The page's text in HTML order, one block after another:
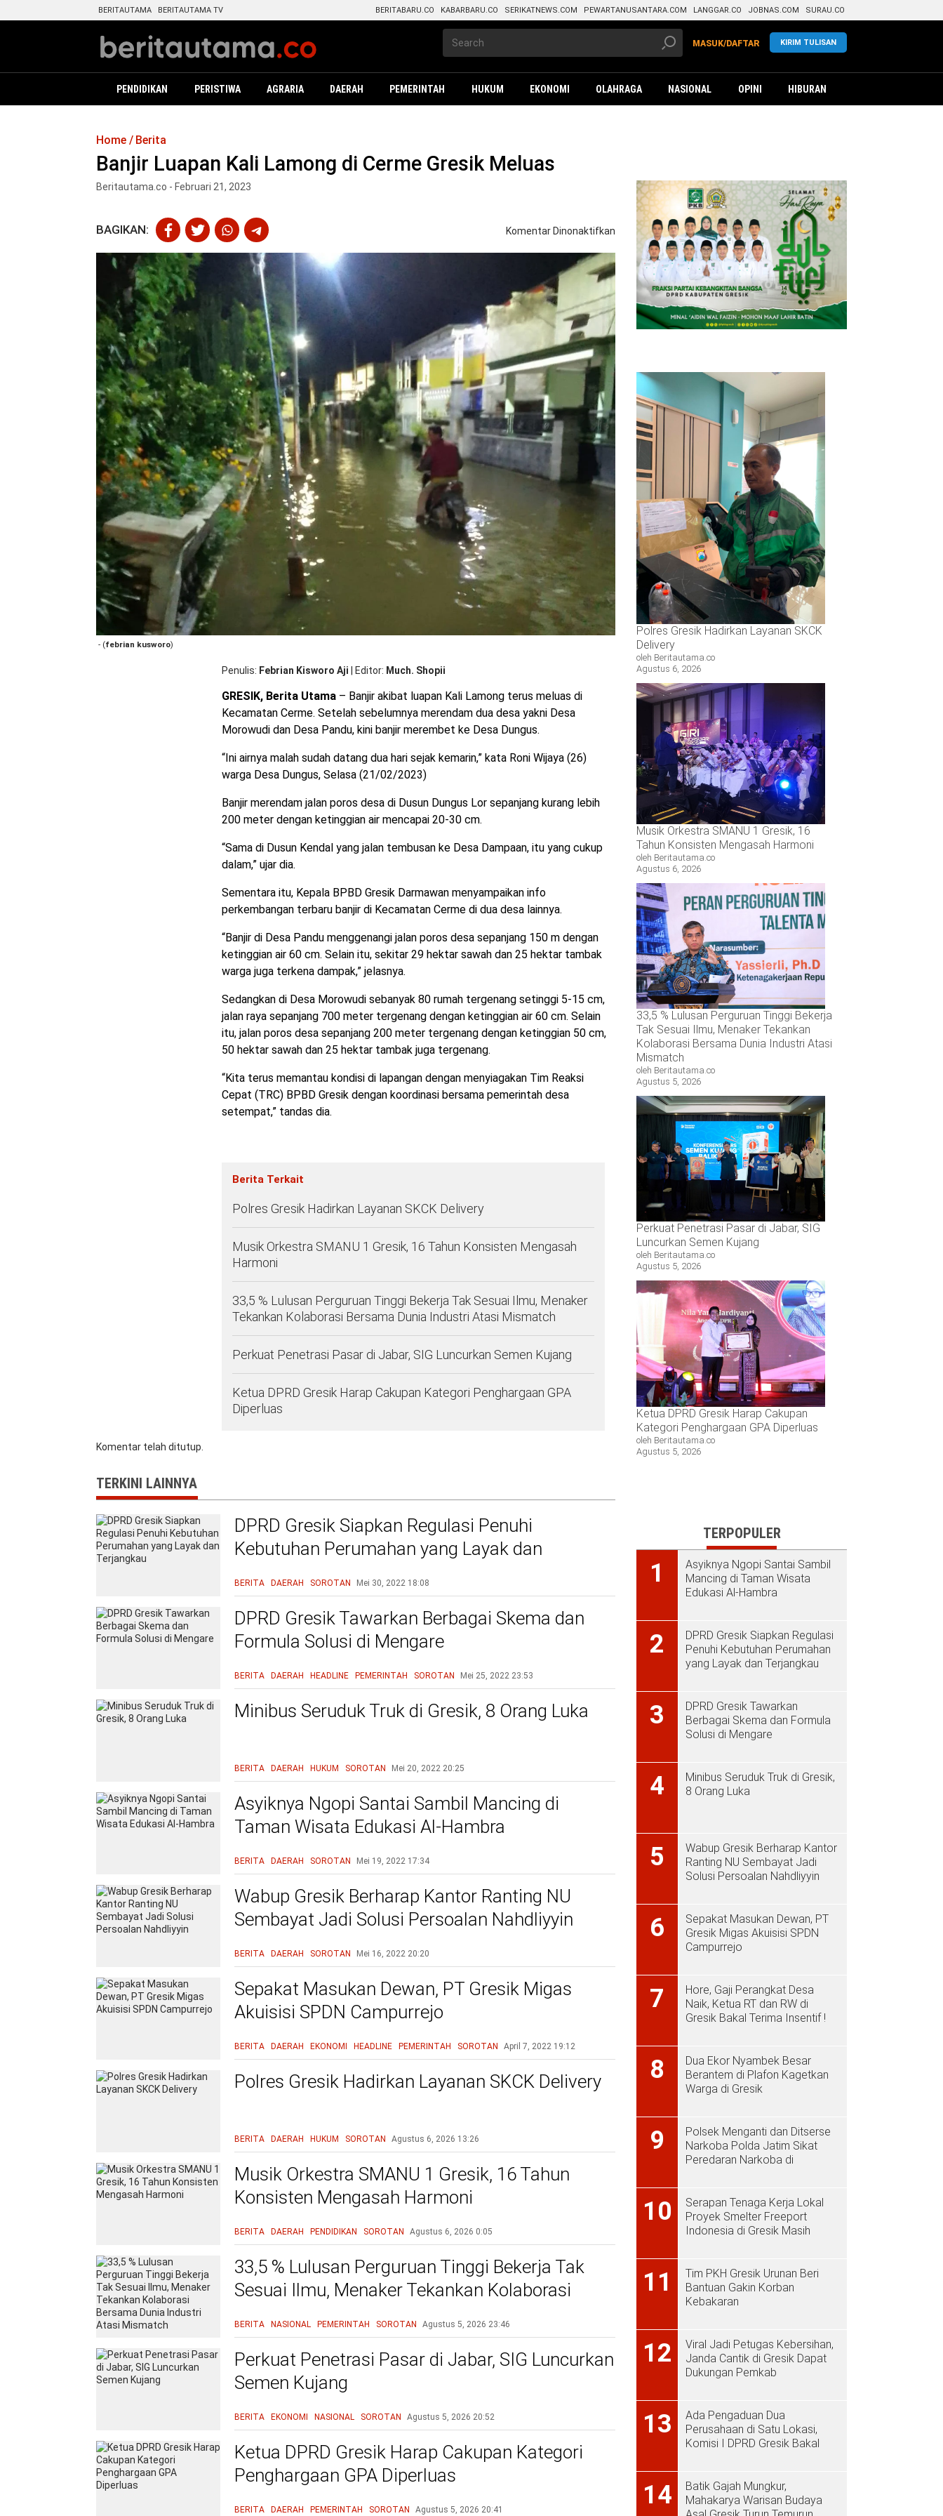
BERITAUTAMA BERITAUTAMA TV BERITABARU.CO KABARBARU.CO SERIKATNEWS.COM PEWARTANUSANTARA.COM LANGGAR.CO JOBNAS.COM SURAU.CO
KIRIM TULISAN
MASUK/DAFTAR
PENDIDIKAN PERISTIWA AGRARIA DAERAH PEMERINTAH HUKUM EKONOMI OLAHRAGA NASIONAL OPINI HIBURAN
Home Berita
Banjir Luapan Kali Lamong di Cerme Gresik Meluas
Beritautama.co - Februari 21, 2023
BAGIKAN: Komentar Dinonaktifkan pada
Luapan
Kali
Lamong
di
Cerme
Gresik
Meluas
- (febrian kusworo)
Penulis Febrian Kisworo Aji Editor Much. Shopii
GRESIK, Berita Utama – Banjir akibat luapan Kali Lamong terus meluas di
Kecamatan Cerme. Setelah sebelumnya merendam dua desa yakni Desa
Morowudi dan Desa Pandu, kini banjir merembet ke Desa Dungus.
“Ini airnya malah sudah datang dua hari sejak kemarin,” kata Roni Wijaya (26)
warga Desa Dungus, Selasa (21/02/2023)
Banjir merendam jalan poros desa di Dusun Dungus Lor sepanjang kurang lebih
200 meter dengan ketinggian air mencapai 20-30 cm.
“Sama di Dusun Kendal yang jalan tembusan ke Desa Dampaan, itu yang cukup
dalam,” ujar dia.
Sementara itu, Kepala BPBD Gresik Darmawan menyampaikan info
perkembangan terbaru banjir di Kecamatan Cerme di dua desa lainnya.
“Banjir di Desa Pandu menggenangi jalan poros desa sepanjang 150 m dengan
ketinggian air 60 cm. Selain itu, sekitar 29 hektar sawah dan 25 hektar tambak
warga juga terkena dampak,” jelasnya.
Sedangkan di Desa Morowudi sebanyak 80 rumah tergenang setinggi 5-15 cm,
jalan raya sepanjang 700 meter tergenang dengan ketinggian air 60 cm. Selain
itu, jalan poros desa sepanjang 200 meter tergenang dengan ketinggian 50 cm,
50 hektar sawah dan 25 hektar tambak juga tergenang.
“Kita terus memantau kondisi di lapangan dengan menyiagakan Tim Reaksi
Cepat (TRC) BPBD Gresik dengan koordinasi bersama pemerintah desa
setempat,” tandas dia.
Berita Terkait
Polres Gresik Hadirkan Layanan SKCK Delivery
Musik Orkestra SMANU 1 Gresik, 16 Tahun Konsisten Mengasah
Harmoni
33,5 % Lulusan Perguruan Tinggi Bekerja Tak Sesuai Ilmu, Menaker
Tekankan Kolaborasi Bersama Dunia Industri Atasi Mismatch
Perkuat Penetrasi Pasar di Jabar, SIG Luncurkan Semen Kujang
Ketua DPRD Gresik Harap Cakupan Kategori Penghargaan GPA
Diperluas
Komentar telah ditutup.
TERKINI LAINNYA
DPRD Gresik Siapkan Regulasi Penuhi
Kebutuhan Perumahan yang Layak dan
BERITA DAERAH SOROTAN Mei 30, 2022 18:08
DPRD Gresik Tawarkan Berbagai Skema dan
Formula Solusi di Mengare
BERITA DAERAH HEADLINE PEMERINTAH SOROTAN Mei 25, 2022 23:53
Minibus Seruduk Truk di Gresik, 8 Orang Luka
BERITA DAERAH HUKUM SOROTAN Mei 20, 2022 20:25
Asyiknya Ngopi Santai Sambil Mancing di
Taman Wisata Edukasi Al-Hambra
BERITA DAERAH SOROTAN Mei 19, 2022 17:34
Wabup Gresik Berharap Kantor Ranting NU
Sembayat Jadi Solusi Persoalan Nahdliyyin
BERITA DAERAH SOROTAN Mei 16, 2022 20:20
Sepakat Masukan Dewan, PT Gresik Migas
Akuisisi SPDN Campurrejo
BERITA DAERAH EKONOMI HEADLINE PEMERINTAH SOROTAN April 7, 2022 19:12
Polres Gresik Hadirkan Layanan SKCK Delivery
BERITA DAERAH HUKUM SOROTAN Agustus 6, 2026 13:26
Musik Orkestra SMANU 1 Gresik, 16 Tahun
Konsisten Mengasah Harmoni
BERITA DAERAH PENDIDIKAN SOROTAN Agustus 6, 2026 0:05
33,5 % Lulusan Perguruan Tinggi Bekerja Tak
Sesuai Ilmu, Menaker Tekankan Kolaborasi
BERITA NASIONAL PEMERINTAH SOROTAN Agustus 5, 2026 23:46
Perkuat Penetrasi Pasar di Jabar, SIG Luncurkan
Semen Kujang
BERITA EKONOMI NASIONAL SOROTAN Agustus 5, 2026 20:52
Ketua DPRD Gresik Harap Cakupan Kategori
Penghargaan GPA Diperluas
BERITA DAERAH PEMERINTAH SOROTAN Agustus 5, 2026 20:41
Polres Gresik Hadirkan Layanan SKCK
Delivery
oleh Beritautama.co
Agustus 6, 2026
Musik Orkestra SMANU 1 Gresik, 16
Tahun Konsisten Mengasah Harmoni
oleh Beritautama.co
Agustus 6, 2026
33,5 % Lulusan Perguruan Tinggi Bekerja
Tak Sesuai Ilmu, Menaker Tekankan
Kolaborasi Bersama Dunia Industri Atasi
Mismatch
oleh Beritautama.co
Agustus 5, 2026
Perkuat Penetrasi Pasar di Jabar, SIG
Luncurkan Semen Kujang
oleh Beritautama.co
Agustus 5, 2026
Ketua DPRD Gresik Harap Cakupan
Kategori Penghargaan GPA Diperluas
oleh Beritautama.co
Agustus 5, 2026
TERPOPULER
1
Asyiknya Ngopi Santai Sambil
Mancing di Taman Wisata
Edukasi Al-Hambra
2
DPRD Gresik Siapkan Regulasi
Penuhi Kebutuhan Perumahan
yang Layak dan Terjangkau
3
DPRD Gresik Tawarkan
Berbagai Skema dan Formula
Solusi di Mengare
4
Minibus Seruduk Truk di Gresik,
8 Orang Luka
5
Wabup Gresik Berharap Kantor
Ranting NU Sembayat Jadi
Solusi Persoalan Nahdliyyin
6
Sepakat Masukan Dewan, PT
Gresik Migas Akuisisi SPDN
Campurrejo
7
Hore, Gaji Perangkat Desa
Naik, Ketua RT dan RW di
Gresik Bakal Terima Insentif !
8
Dua Ekor Nyambek Besar
Berantem di Plafon Kagetkan
Warga di Gresik
9
Polsek Menganti dan Ditserse
Narkoba Polda Jatim Sikat
Peredaran Narkoba di
10
Serapan Tenaga Kerja Lokal
Proyek Smelter Freeport
Indonesia di Gresik Masih
11
Tim PKH Gresik Urunan Beri
Bantuan Gakin Korban
Kebakaran
12
Viral Jadi Petugas Kebersihan,
Janda Cantik di Gresik Dapat
Dukungan Pemkab
13
Ada Pengaduan Dua
Perusahaan di Satu Lokasi,
Komisi I DPRD Gresik Bakal
14
Batik Gajah Mungkur,
Mahakarya Warisan Budaya